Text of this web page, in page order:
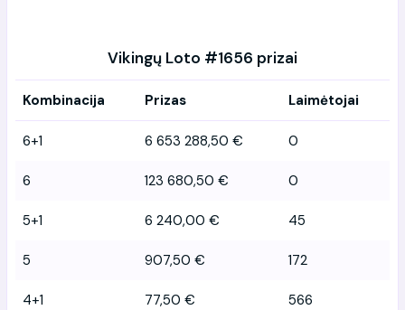
Vikingų Loto #1656 prizai
Kombinacija Prizas Laimėtojai
6+1 6 653 288,50 € 0
6 123 680,50 € 0
5+1 6 240,00 € 45
5 907,50 € 172
4+1 77,50 € 566